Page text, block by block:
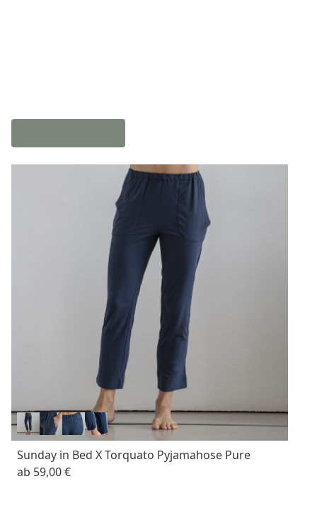
Sunday in Bed X Torquato Pyjamahose Pure
ab 59,00 €